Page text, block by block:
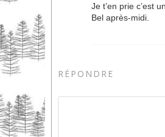
Je t’en prie c’est
Bel après-midi.
RÉPONDRE